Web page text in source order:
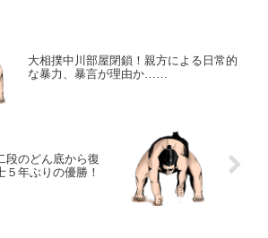
大相撲中川部屋閉鎖！親方による日常的
な暴力、暴言が理由か……
段のどん底から復
年ぶりの優勝！